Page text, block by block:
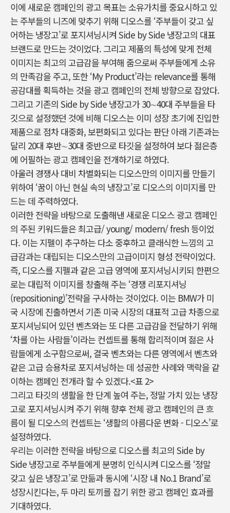
이에 새로운 캠페인의 광고 목표는 소유가치를 중요시하고 있
는 주부들의 니즈에 맞추기 위해 디오스를 ‘주부들이 갖고 싶
어하는 냉장고’로 포지셔닝시켜 Side by Side 냉장고의 대표
브랜드로 만드는 것이었다. 그리고 제품의 특성에 맞게 전체
이미지는 최고의 고급감을 부여해 줌으로써 주부들에게 소유
의 만족감을 주고, 또한 ‘My Product’라는 relevance를 통해
공감대를 획득하는 것을 광고 캠페인의 전체 방향으로 잡았다.
그리고 기존의 Side by Side 냉장고가 30∼40대 주부들을 타
깃으로 설정했던 것에 비해 디오스는 이미 성장 초기에 진입한
제품으로 점차 대중화, 보편화되고 있다는 판단 아래 기존과는
달리 20대 후반∼30대 중반으로 타깃을 설정하여 보다 젊은층
에 어필하는 광고 캠페인을 전개하기로 하였다.
아울러 경쟁사 대비 차별화되는 디오스만의 이미지를 만들기
위하여 ‘꿈이 아닌 현실 속의 냉장고’로 디오스의 이미지를 만
드는 데 주력하였다.
이러한 전략을 바탕으로 도출해낸 새로운 디오스 광고 캠페인
의 주된 키워드들은 최고급/ young/ modern/ fresh 등이었
다. 이는 지펠이 추구하는 다소 중후하고 클래식한 느낌의 고
급감과는 대립되는 디오스만의 고급이미지 형성 전략이었다.
즉, 디오스를 지펠과 같은 고급 영역에 포지셔닝시키되 한편으
로는 대립적 이미지를 창출해 주는 ‘경쟁 리포지셔닝
(repositioning)’전략을 구사하는 것이었다. 이는 BMW가 미
국 시장에 진출하면서 기존 미국 시장의 대표적 고급 차종으로
포지셔닝되어 있던 벤츠와는 또 다른 고급감을 전달하기 위해
‘차를 아는 사람들’이라는 컨셉트를 통해 합리적이며 젊은 사
람들에게 소구함으로써, 결국 벤츠와는 다른 영역에서 벤츠와
같은 고급 승용차로 포지셔닝하는 데 성공한 사례와 맥락을 같
이하는 캠페인 전개라 할 수 있겠다.<표 2>
그리고 타깃의 생활을 한 단계 높여 주는, 정말 가치 있는 냉장
고로 포지셔닝시켜 주기 위해 향후 전체 광고 캠페인의 큰 흐
름이 될 디오스의 컨셉트는 ‘생활의 아름다운 변화 - 디오스’로
설정하였다.
우리는 이러한 전략을 바탕으로 디오스를 최고의 Side by
Side 냉장고로 주부들에게 분명히 인식시켜 디오스를 ‘정말
갖고 싶은 냉장고’로 만듦과 동시에 ‘시장 내 No.1 Brand’로
성장시킨다는, 두 마리 토끼를 잡기 위한 광고 캠페인 효과를
기대하였다.